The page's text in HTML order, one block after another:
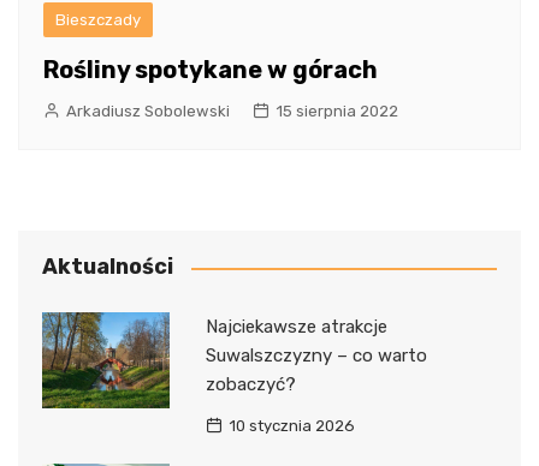
Bieszczady
Rośliny spotykane w górach
Arkadiusz Sobolewski 15 sierpnia 2022
Aktualności
Najciekawsze atrakcje
Suwalszczyzny – co warto
zobaczyć?
10 stycznia 2026